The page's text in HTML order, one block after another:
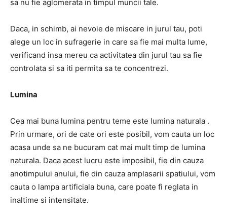
sa nu fie aglomerata in timpul muncii tale.
Daca, in schimb, ai nevoie de miscare in jurul tau, poti
alege un loc in sufragerie in care sa fie mai multa lume,
verificand insa mereu ca activitatea din jurul tau sa fie
controlata si sa iti permita sa te concentrezi.
Lumina
Cea mai buna lumina pentru teme este lumina naturala .
Prin urmare, ori de cate ori este posibil, vom cauta un loc
acasa unde sa ne bucuram cat mai mult timp de lumina
naturala. Daca acest lucru este imposibil, fie din cauza
anotimpului anului, fie din cauza amplasarii spatiului, vom
cauta o lampa artificiala buna, care poate fi reglata in
inaltime si intensitate.